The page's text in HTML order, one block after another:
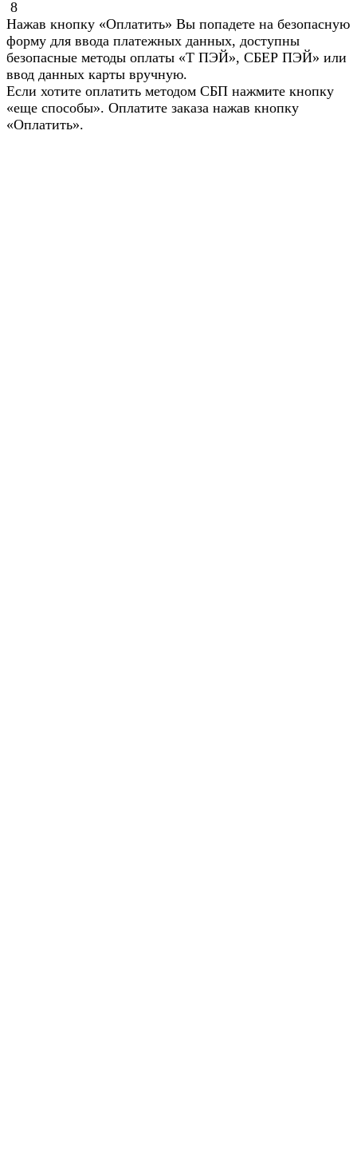
8
Нажав кнопку «Оплатить» Вы попадете на безопасную
форму для ввода платежных данных, доступны
безопасные методы оплаты «Т ПЭЙ», СБЕР ПЭЙ» или
ввод данных карты вручную.
Если хотите оплатить методом СБП нажмите кнопку
«еще способы». Оплатите заказа нажав кнопку
«Оплатить».